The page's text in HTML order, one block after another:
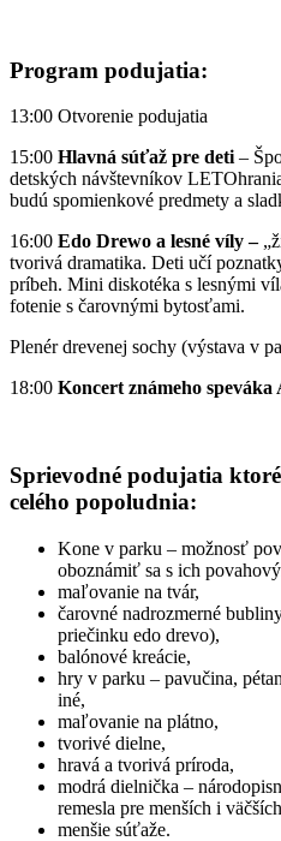
Program podujatia:
13:00 Otvorenie podujatia
15:00 Hlavná súťaž pre deti –
detských návštevníkov
budú spomienkové predmety a
16:00 Edo Drewo a lesné víly –
tvorivá dramatika. Deti učí
príbeh. Mini diskotéka s lesnými
fotenie s čarovnými bytosťami.
Plenér drevenej sochy (výstava v
18:00 Koncert známeho
Sprievodné podujatia
celého popoludnia:
Kone v parku – možnosť
oboznámiť sa s ich
maľovanie na tvár,
čarovné nadrozmerné
priečinku edo drevo),
balónové kreácie,
hry v parku – pavučina,
iné,
maľovanie na plátno,
tvorivé dielne,
hravá a tvorivá príroda,
modrá dielnička –
remesla pre menších i
menšie súťaže.